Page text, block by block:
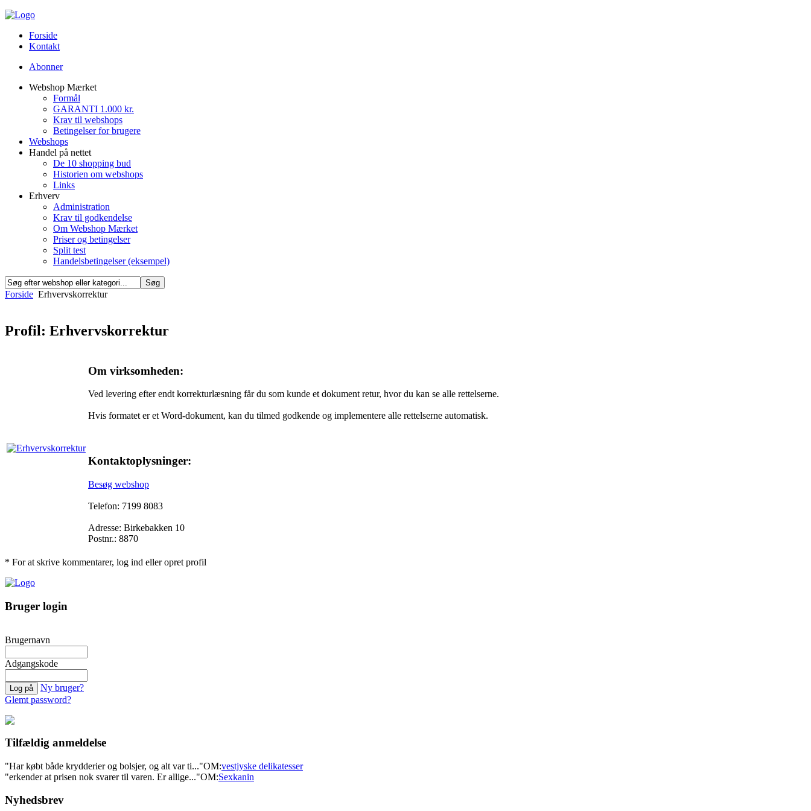
Forside
Kontakt
Abonner
Webshop Mærket
Formål
GARANTI 1.000 kr.
Krav til webshops
Betingelser for brugere
Webshops
Handel på nettet
De 10 shopping bud
Historien om webshops
Links
Erhverv
Administration
Krav til godkendelse
Om Webshop Mærket
Priser og betingelser
Split test
Handelsbetingelser (eksempel)
Forside Erhvervskorrektur
Profil: Erhvervskorrektur
Om virksomheden:
Ved levering efter endt korrekturlæsning får du som kunde et dokument retur, hvor du kan se alle rettelserne.
Hvis formatet er et Word-dokument, kan du tilmed godkende og implementere alle rettelserne automatisk.
Kontaktoplysninger:
Besøg webshop
Telefon: 7199 8083
Adresse: Birkebakken 10
Postnr.: 8870
* For at skrive kommentarer, log ind eller opret profil
Bruger login
Brugernavn
Adgangskode
Ny bruger?
Glemt password?
Tilfældig anmeldelse
"Har købt både krydderier og bolsjer, og alt var ti..."OM:vestjyske delikatesser
"erkender at prisen nok svarer til varen. Er allige..."OM:Sexkanin
Nyhedsbrev